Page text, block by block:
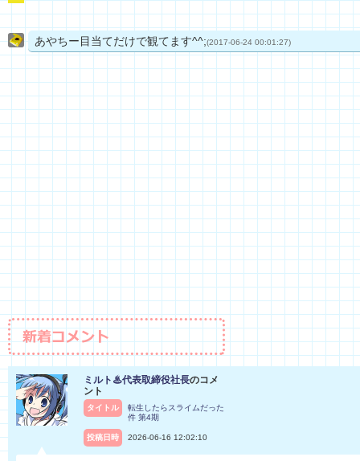
あやちー目当てだけで観てます^^;(2017-06-24 00:01:27)
ミルト♨代表取締役社長のコメ
ント
タイトル
転生したらスライムだった
件 第4期
投稿日時 2026-06-16 12:02:10